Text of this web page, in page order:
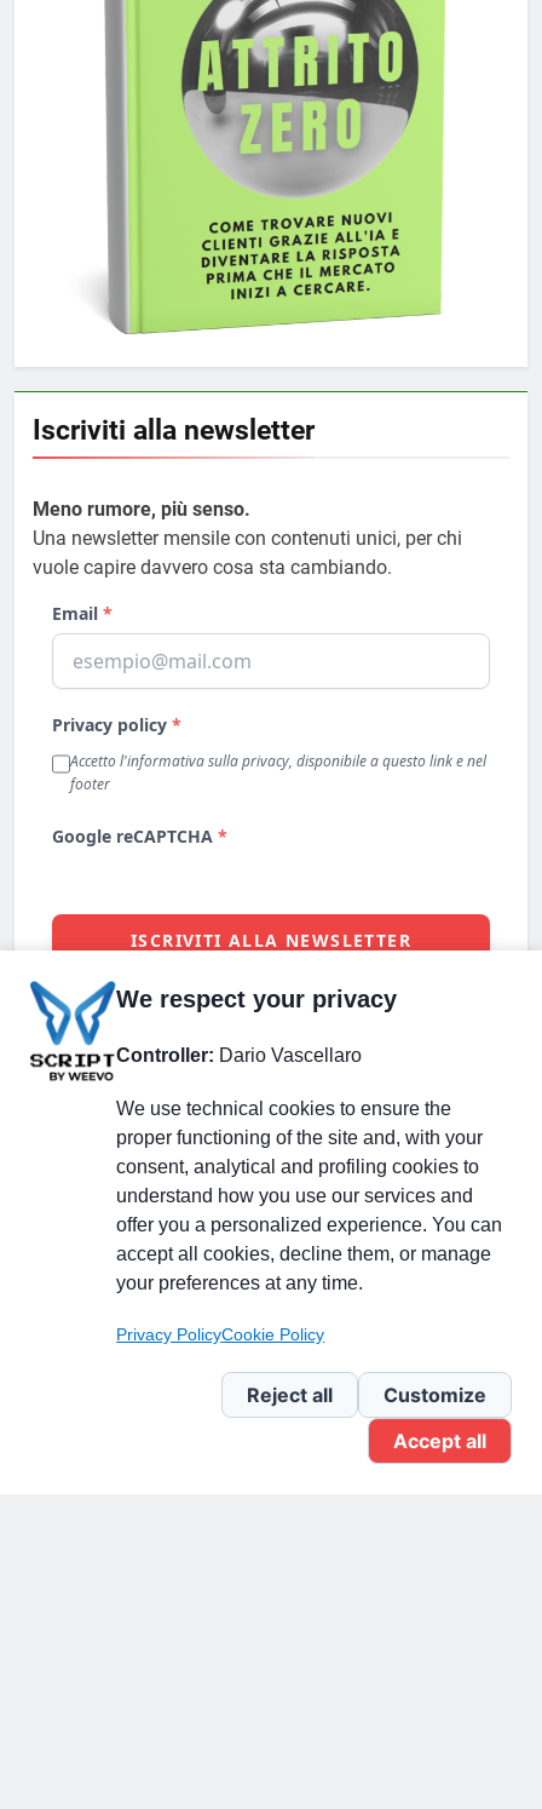
Iscriviti alla newsletter
Meno rumore, più senso.
Una newsletter mensile con contenuti unici, per chi
vuole capire davvero cosa sta cambiando.
Partecipa alla discussione
Pagina Linkedin
Newsletter Linkedin
We respect your privacy
Controller: Dario Vascellaro
We use technical cookies to ensure the
proper functioning of the site and, with your
consent, analytical and profiling cookies to
understand how you use our services and
offer you a personalized experience. You can
accept all cookies, decline them, or manage
your preferences at any time.
Privacy PolicyCookie Policy
Reject all
Customize
Accept all